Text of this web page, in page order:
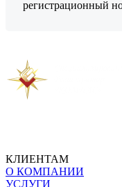
регистрационный
КЛИЕНТАМ
О КОМПАНИИ
УСЛУГИ